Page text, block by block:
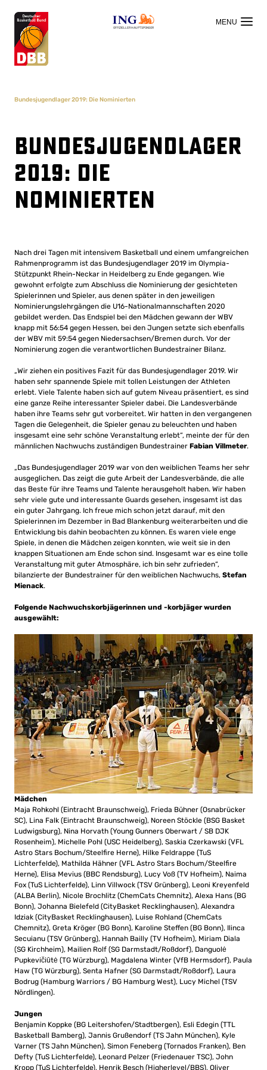
OFFIZIELLER HAUPTSPONSOR
Bundesjugendlager 2019: Die Nominierten
Bundesjugendlager
2019: Die
Nominierten
Nach drei Tagen mit intensivem Basketball und einem umfangreichen
Rahmenprogramm ist das Bundesjugendlager 2019 im Olympia-
Stützpunkt Rhein-Neckar in Heidelberg zu Ende gegangen. Wie
gewohnt erfolgte zum Abschluss die Nominierung der gesichteten
Spielerinnen und Spieler, aus denen später in den jeweiligen
Nominierungslehrgängen die U16-Nationalmannschaften 2020
gebildet werden. Das Endspiel bei den Mädchen gewann der WBV
knapp mit 56:54 gegen Hessen, bei den Jungen setzte sich ebenfalls
der WBV mit 59:54 gegen Niedersachsen/Bremen durch. Vor der
Nominierung zogen die verantwortlichen Bundestrainer Bilanz.
„Wir ziehen ein positives Fazit für das Bundesjugendlager 2019. Wir
haben sehr spannende Spiele mit tollen Leistungen der Athleten
erlebt. Viele Talente haben sich auf gutem Niveau präsentiert, es sind
eine ganze Reihe interessanter Spieler dabei. Die Landesverbände
haben ihre Teams sehr gut vorbereitet. Wir hatten in den vergangenen
Tagen die Gelegenheit, die Spieler genau zu beleuchten und haben
insgesamt eine sehr schöne Veranstaltung erlebt“, meinte der für den
männlichen Nachwuchs zuständigen Bundestrainer Fabian Villmeter.
„Das Bundesjugendlager 2019 war von den weiblichen Teams her sehr
ausgeglichen. Das zeigt die gute Arbeit der Landesverbände, die alle
das Beste für ihre Teams und Talente herausgeholt haben. Wir haben
sehr viele gute und interessante Guards gesehen, insgesamt ist das
ein guter Jahrgang. Ich freue mich schon jetzt darauf, mit den
Spielerinnen im Dezember in Bad Blankenburg weiterarbeiten und die
Entwicklung bis dahin beobachten zu können. Es waren viele enge
Spiele, in denen die Mädchen zeigen konnten, wie weit sie in den
knappen Situationen am Ende schon sind. Insgesamt war es eine tolle
Veranstaltung mit guter Atmosphäre, ich bin sehr zufrieden“,
bilanzierte der Bundestrainer für den weiblichen Nachwuchs, Stefan
Mienack.
Folgende Nachwuchskorbjägerinnen und -korbjäger wurden
ausgewählt:
Mädchen
Maja Rohkohl (Eintracht Braunschweig), Frieda Bühner (Osnabrücker
SC), Lina Falk (Eintracht Braunschweig), Noreen Stöckle (BSG Basket
Ludwigsburg), Nina Horvath (Young Gunners Oberwart / SB DJK
Rosenheim), Michelle Pohl (USC Heidelberg), Saskia Czerkawski (VFL
Astro Stars Bochum/Steelfire Herne), Hilke Feldrappe (TuS
Lichterfelde), Mathilda Hähner (VFL Astro Stars Bochum/Steelfire
Herne), Elisa Mevius (BBC Rendsburg), Lucy Voß (TV Hofheim), Naima
Fox (TuS Lichterfelde), Linn Villwock (TSV Grünberg), Leoni Kreyenfeld
(ALBA Berlin), Nicole Brochlitz (ChemCats Chemnitz), Alexa Hans (BG
Bonn), Johanna Bielefeld (CityBasket Recklinghausen), Alexandra
Idziak (CityBasket Recklinghausen), Luise Rohland (ChemCats
Chemnitz), Greta Kröger (BG Bonn), Karoline Steffen (BG Bonn), Ilinca
Secuianu (TSV Grünberg), Hannah Bailly (TV Hofheim), Miriam Diala
(SG Kirchheim), Mailien Rolf (SG Darmstadt/Roßdorf), Danguolė
Pupkevičiūtė (TG Würzburg), Magdalena Winter (VfB Hermsdorf), Paula
Haw (TG Würzburg), Senta Hafner (SG Darmstadt/Roßdorf), Laura
Bodrug (Hamburg Warriors / BG Hamburg West), Lucy Michel (TSV
Nördlingen).
Jungen
Benjamin Koppke (BG Leitershofen/Stadtbergen), Esli Edegin (TTL
Basketball Bamberg), Jannis Grußendorf (TS Jahn München), Kyle
Varner (TS Jahn München), Simon Feneberg (Tornados Franken), Ben
Defty (TuS Lichterfelde), Leonard Pelzer (Friedenauer TSC), John
Kropp (TuS Lichterfelde), Henrik Besch (Higherlevel/BBS), Oliver